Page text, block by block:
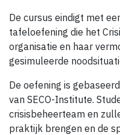
De cursus eindigt met
tafeloefening die het
organisatie en haar
gesimuleerde
De oefening is
van SECO-Institute.
crisisbeheerteam en
praktijk brengen en de